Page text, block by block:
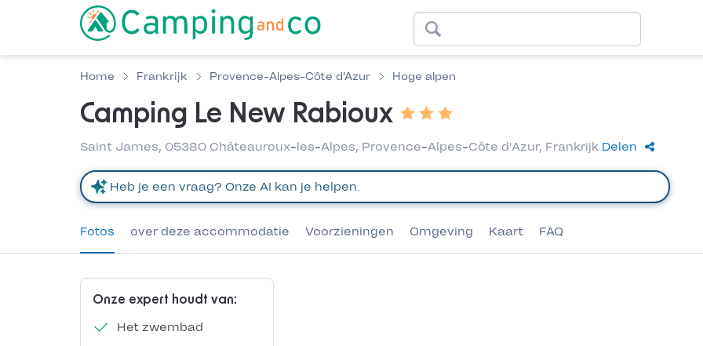
Home Frankrijk Provence-Alpes-Côte d'Azur Hoge alpen
Camping Le New Rabioux
Saint James, 05380 Châteauroux-les-Alpes, Provence-Alpes-Côte d'Azur, Frankrijk Delen
Fotos over deze accommodatie Voorzieningen Omgeving Kaart FAQ
Onze expert houdt van:
Het zwembad